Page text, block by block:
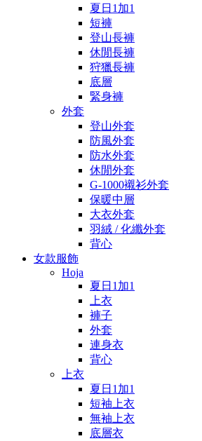
夏日1加1
短褲
登山長褲
休閒長褲
狩獵長褲
底層
緊身褲
外套
登山外套
防風外套
防水外套
休閒外套
G-1000襯衫外套
保暖中層
大衣外套
羽絨 / 化纖外套
背心
女款服飾
Hoja
夏日1加1
上衣
褲子
外套
連身衣
背心
上衣
夏日1加1
短袖上衣
無袖上衣
底層衣